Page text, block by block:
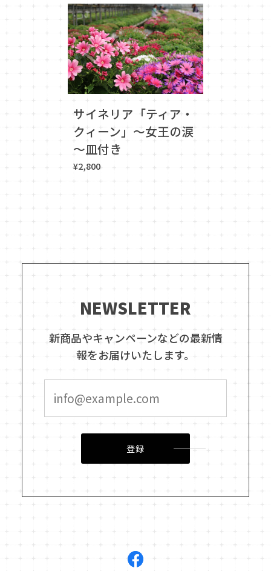
サイネリア「ティア・
クィーン」～女王の涙
～皿付き
¥2,800
NEWSLETTER
新商品やキャンペーンなどの最新情
報をお届けいたします。
登録